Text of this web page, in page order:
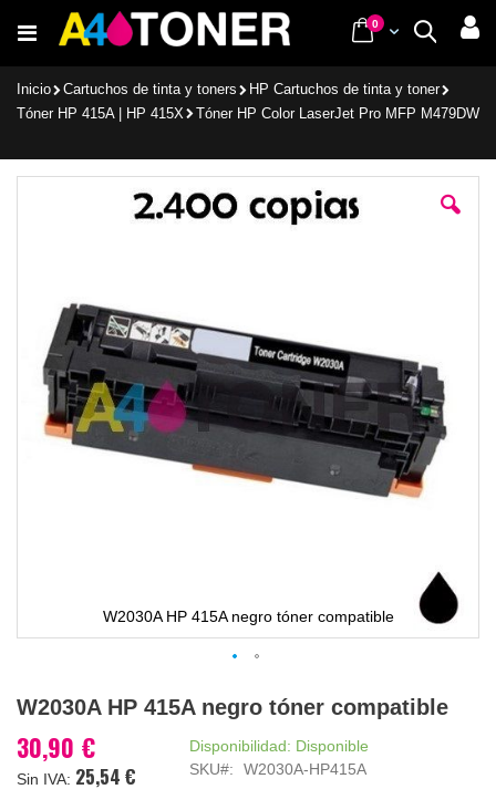
al
Buscar
Cart
0items
Inicio Cartuchos de tinta y toners
HP Cartuchos de tinta y toner
Tóner HP 415A | HP 415X
Tóner HP Color LaserJet Pro MFP M479DW
imágenes
W2030A HP 415A negro tóner compatible
al
de
la
W2030A HP 415A negro tóner compatible
30,90 €
25,54 €
Disponibilidad: Disponible
SKU
W2030A-HP415A